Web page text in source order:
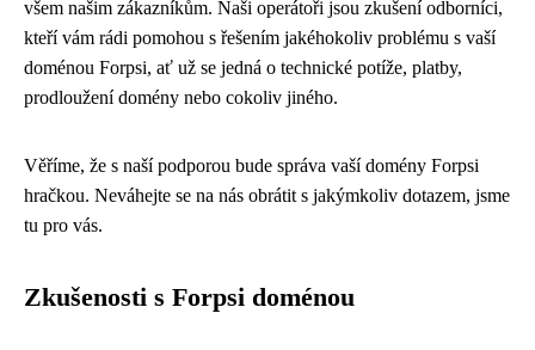
všem našim zákazníkům. Naši operátoři jsou zkušení odborníci,
kteří vám rádi pomohou s řešením jakéhokoliv problému s vaší
doménou Forpsi, ať už se jedná o technické potíže, platby,
prodloužení domény nebo cokoliv jiného.
Věříme, že s naší podporou bude správa vaší domény Forpsi
hračkou. Neváhejte se na nás obrátit s jakýmkoliv dotazem, jsme
tu pro vás.
Zkušenosti s Forpsi doménou